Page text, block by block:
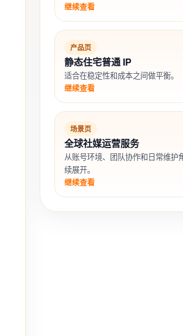
继续查看
产品页
静态住宅普通 IP
适合在稳定性和成本之间做平衡。
继续查看
场景页
全球社媒运营服务
从账号环境、团队协作和日常维护
续展开。
继续查看